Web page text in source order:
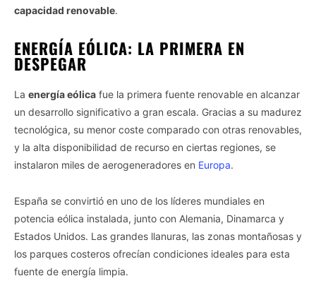
capacidad renovable.
ENERGÍA EÓLICA: LA PRIMERA EN
DESPEGAR
La energía eólica fue la primera fuente renovable en alcanzar
un desarrollo significativo a gran escala. Gracias a su madurez
tecnológica, su menor coste comparado con otras renovables,
y la alta disponibilidad de recurso en ciertas regiones, se
instalaron miles de aerogeneradores en Europa.
España se convirtió en uno de los líderes mundiales en
potencia eólica instalada, junto con Alemania, Dinamarca y
Estados Unidos. Las grandes llanuras, las zonas montañosas y
los parques costeros ofrecían condiciones ideales para esta
fuente de energía limpia.